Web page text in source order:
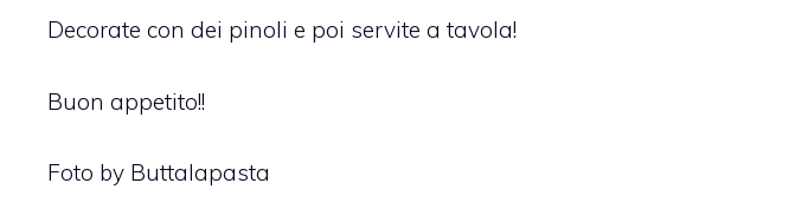
Decorate con dei pinoli e poi servite a tavola!
Buon appetito!!
Foto by Buttalapasta